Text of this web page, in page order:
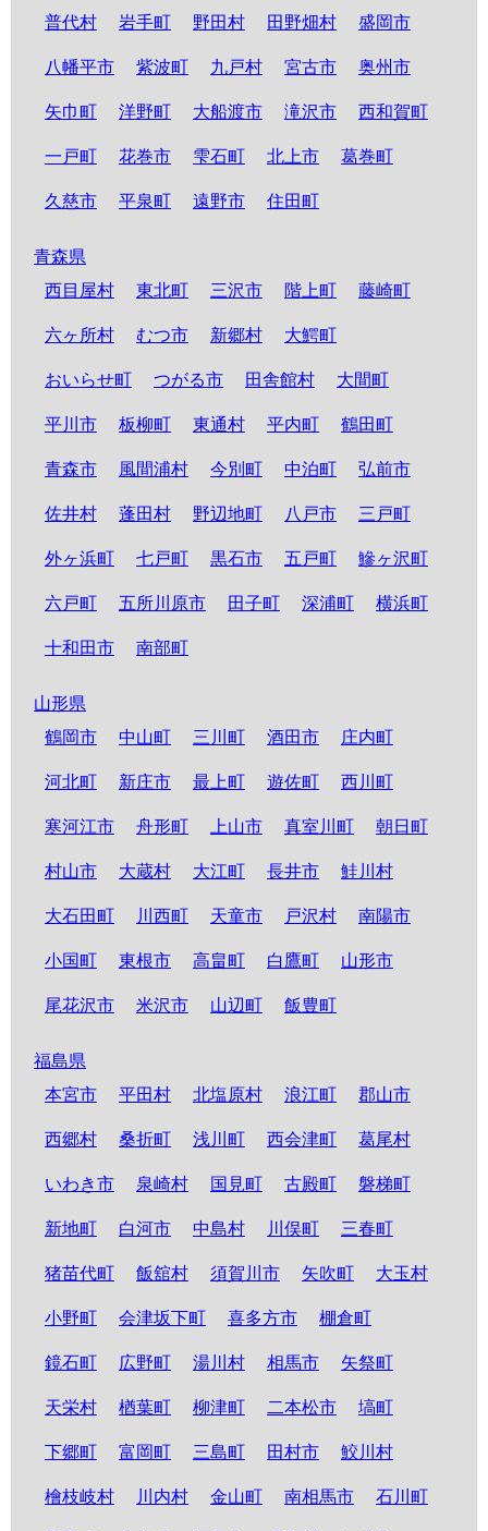
普代村 岩手町 野田村 田野畑村 盛岡市
八幡平市 紫波町 九戸村 宮古市 奥州市
矢巾町 洋野町 大船渡市 滝沢市 西和賀町
一戸町 花巻市 雫石町 北上市 葛巻町
久慈市 平泉町 遠野市 住田町
青森県
西目屋村
東北町 三沢市 階上町 藤崎町
六ヶ所村 むつ市 新郷村 大鰐町
おいらせ町 つがる市 田舎館村 大間町
平川市 板柳町 東通村 平内町 鶴田町
青森市 風間浦村 今別町 中泊町 弘前市
佐井村 蓬田村 野辺地町 八戸市 三戸町
外ヶ浜町 七戸町 黒石市 五戸町 鰺ヶ沢町
六戸町 五所川原市 田子町 深浦町 横浜町
十和田市 南部町
山形県
鶴岡市
中山町 三川町 酒田市 庄内町
河北町 新庄市 最上町 遊佐町 西川町
寒河江市 舟形町 上山市 真室川町 朝日町
村山市 大蔵村 大江町 長井市 鮭川村
大石田町 川西町 天童市 戸沢村 南陽市
小国町 東根市 高畠町 白鷹町 山形市
尾花沢市 米沢市 山辺町 飯豊町
福島県
本宮市
平田村 北塩原村 浪江町 郡山市
西郷村 桑折町 浅川町 西会津町 葛尾村
いわき市 泉崎村 国見町 古殿町 磐梯町
新地町 白河市 中島村 川俣町 三春町
猪苗代町 飯舘村 須賀川市 矢吹町 大玉村
小野町 会津坂下町 喜多方市 棚倉町
鏡石町 広野町 湯川村 相馬市 矢祭町
天栄村 楢葉町 柳津町 二本松市 塙町
下郷町 富岡町 三島町 田村市 鮫川村
檜枝岐村 川内村 金山町 南相馬市 石川町